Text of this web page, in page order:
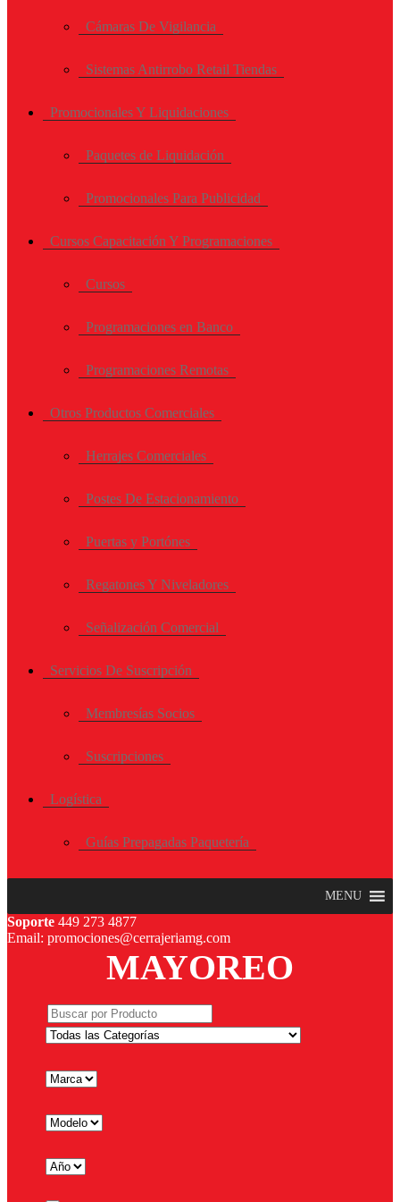
Cámaras De Vigilancia
Sistemas Antirrobo Retail Tiendas
Promocionales Y Liquidaciones
Paquetes de Liquidación
Promocionales Para Publicidad
Cursos Capacitación Y Programaciones
Cursos
Programaciones en Banco
Programaciones Remotas
Otros Productos Comerciales
Herrajes Comerciales
Postes De Estacionamiento
Puertas y Portónes
Regatones Y Niveladores
Señalización Comercial
Servicios De Suscripción
Membresías Socios
Suscripciones
Logística
Guías Prepagadas Paquetería
MENU
Soporte 449 273 4877
Email: promociones@cerrajeriamg.com
MAYOREO